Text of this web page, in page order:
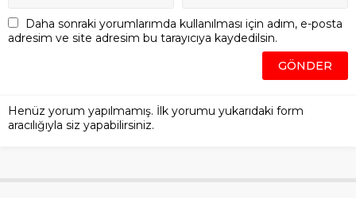
Daha sonraki yorumlarımda kullanılması için adım, e-posta
adresim ve site adresim bu tarayıcıya kaydedilsin.
Henüz yorum yapılmamış. İlk yorumu yukarıdaki form
aracılığıyla siz yapabilirsiniz.